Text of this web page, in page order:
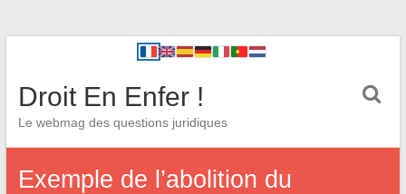
Droit En Enfer !
Le webmag des questions juridiques
Exemple de l’abolition du